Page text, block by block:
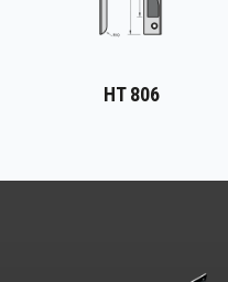
HT 806